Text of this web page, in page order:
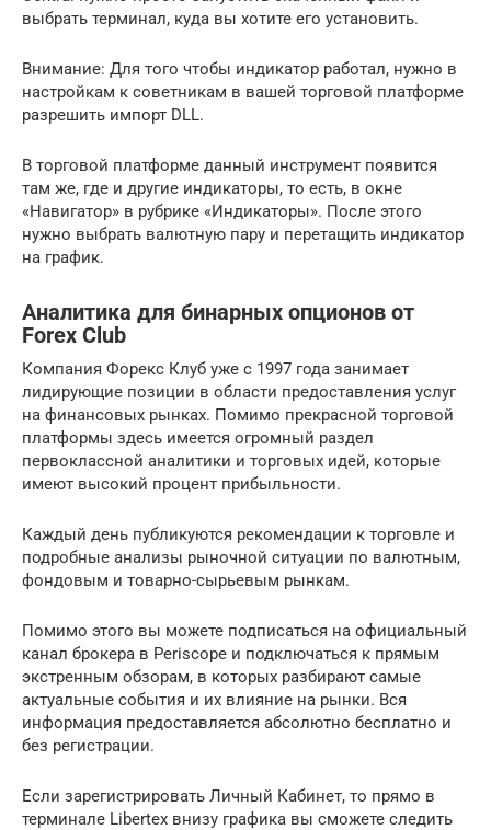
выбрать терминал, куда вы хотите его установить.
Внимание: Для того чтобы индикатор работал, нужно в
настройкам к советникам в вашей торговой платформе
разрешить импорт DLL.
В торговой платформе данный инструмент появится
там же, где и другие индикаторы, то есть, в окне
«Навигатор» в рубрике «Индикаторы». После этого
нужно выбрать валютную пару и перетащить индикатор
на график.
Аналитика для бинарных опционов от
Forex Club
Компания Форекс Клуб уже с 1997 года занимает
лидирующие позиции в области предоставления услуг
на финансовых рынках. Помимо прекрасной торговой
платформы здесь имеется огромный раздел
первоклассной аналитики и торговых идей, которые
имеют высокий процент прибыльности.
Каждый день публикуются рекомендации к торговле и
подробные анализы рыночной ситуации по валютным,
фондовым и товарно-сырьевым рынкам.
Помимо этого вы можете подписаться на официальный
канал брокера в Periscope и подключаться к прямым
экстренным обзорам, в которых разбирают самые
актуальные события и их влияние на рынки. Вся
информация предоставляется абсолютно бесплатно и
без регистрации.
Если зарегистрировать Личный Кабинет, то прямо в
терминале Libertex внизу графика вы сможете следить